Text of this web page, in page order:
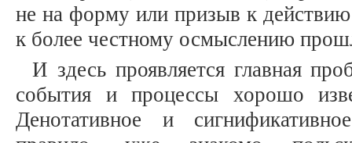
не на форму или призыв к
к более честному осмыслению
И здесь проявляется главная
события и процессы хорошо
Денотативное и